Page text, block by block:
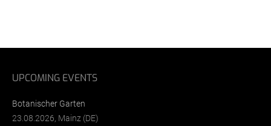
UPCOMING EVENTS
Botanischer Garten
23.08.2026, Mainz (DE)